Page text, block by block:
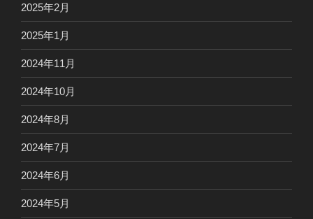
2025年2月
2025年1月
2024年11月
2024年10月
2024年8月
2024年7月
2024年6月
2024年5月